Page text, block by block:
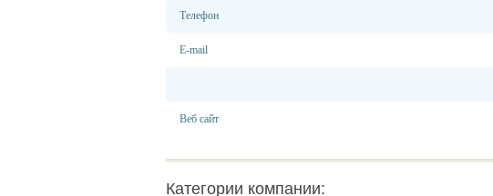
Телефон
E-mail
Веб сайт
Категории компании: